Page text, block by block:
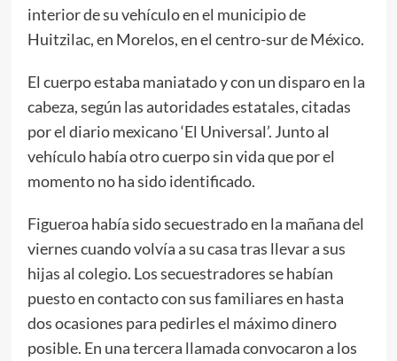
interior de su vehículo en el municipio de
Huitzilac, en Morelos, en el centro-sur de México.
El cuerpo estaba maniatado y con un disparo en la
cabeza, según las autoridades estatales, citadas
por el diario mexicano ‘El Universal’. Junto al
vehículo había otro cuerpo sin vida que por el
momento no ha sido identificado.
Figueroa había sido secuestrado en la mañana del
viernes cuando volvía a su casa tras llevar a sus
hijas al colegio. Los secuestradores se habían
puesto en contacto con sus familiares en hasta
dos ocasiones para pedirles el máximo dinero
posible. En una tercera llamada convocaron a los